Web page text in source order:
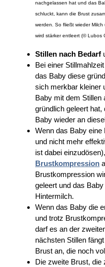
nachgelassen hat und das
schluckt, kann die Brust
werden. So fließt wieder Milch
wird stärker entleert (© Lubos
Stillen nach Bedarf
Bei einer Stillmahlzeit
das Baby diese
sich merkbar kleiner
Baby mit dem Stillen
gründlich geleert
Baby wieder an
Wenn das Baby eine
und nicht mehr
ist dabei
Brustkompression
Brustkompression
geleert und das
Hintermilch.
Wenn das Baby die
und trotz
darf es an der
nächsten Stillen
Brust an, die noch
Die zweite Brust, die